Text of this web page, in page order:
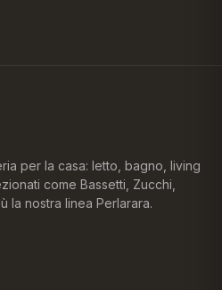
per la casa: letto, bagno, living
come Bassetti, Zucchi,
la nostra linea Perlarara.